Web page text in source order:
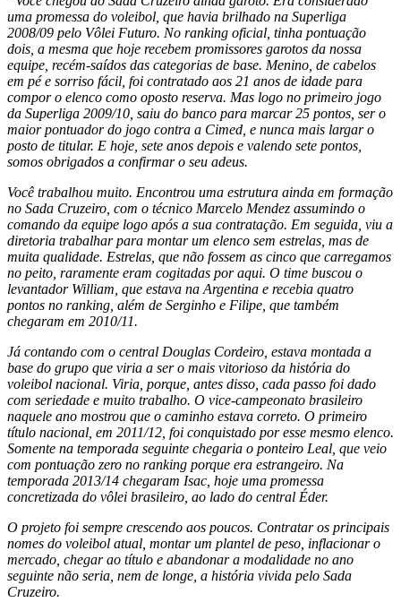
uma promessa do voleibol, que havia brilhado na Superliga
2008/09 pelo Vôlei Futuro. No ranking oficial, tinha pontuação
dois, a mesma que hoje recebem promissores garotos da nossa
equipe, recém-saídos das categorias de base. Menino, de cabelos
em pé e sorriso fácil, foi contratado aos 21 anos de idade para
compor o elenco como oposto reserva. Mas logo no primeiro jogo
da Superliga 2009/10, saiu do banco para marcar 25 pontos, ser o
maior pontuador do jogo contra a Cimed, e nunca mais largar o
posto de titular. E hoje, sete anos depois e valendo sete pontos,
somos obrigados a confirmar o seu adeus.
Você trabalhou muito. Encontrou uma estrutura ainda em formação
no Sada Cruzeiro, com o técnico Marcelo Mendez assumindo o
comando da equipe logo após a sua contratação. Em seguida, viu a
diretoria trabalhar para montar um elenco sem estrelas, mas de
muita qualidade. Estrelas, que não fossem as cinco que carregamos
no peito, raramente eram cogitadas por aqui. O time buscou o
levantador William, que estava na Argentina e recebia quatro
pontos no ranking, além de Serginho e Filipe, que também
chegaram em 2010/11.
Já contando com o central Douglas Cordeiro, estava montada a
base do grupo que viria a ser o mais vitorioso da história do
voleibol nacional. Viria, porque, antes disso, cada passo foi dado
com seriedade e muito trabalho. O vice-campeonato brasileiro
naquele ano mostrou que o caminho estava correto. O primeiro
título nacional, em 2011/12, foi conquistado por esse mesmo elenco.
Somente na temporada seguinte chegaria o ponteiro Leal, que veio
com pontuação zero no ranking porque era estrangeiro. Na
temporada 2013/14 chegaram Isac, hoje uma promessa
concretizada do vôlei brasileiro, ao lado do central Éder.
O projeto foi sempre crescendo aos poucos. Contratar os principais
nomes do voleibol atual, montar um plantel de peso, inflacionar o
mercado, chegar ao título e abandonar a modalidade no ano
seguinte não seria, nem de longe, a história vivida pelo Sada
Cruzeiro.